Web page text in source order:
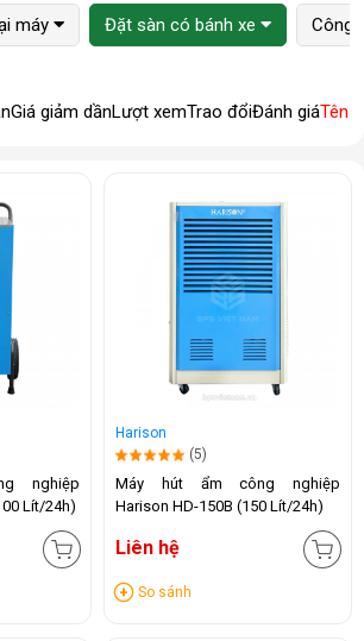
máy Đặt sàn có bánh xe Công
Giá giảm dầnLượt xemTrao đổiĐánh giáTên
nghiệp
Lít/24h)
Harison
(5)
Máy hút ẩm công nghiệp
Harison HD-150B (150 Lít/24h)
Liên hệ
So sánh